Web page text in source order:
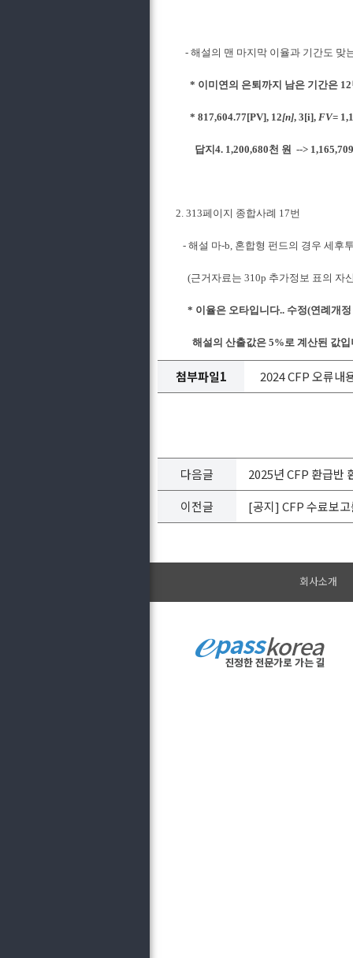
- 해설의 맨 마지막 이율과 기간도 맞
* 이미연의 은퇴까지 남은 기간은
* 817,604.77[PV], 12[n], 3[i], FV=
답지4. 1,200,680천 원 -->
2. 313페이지 종합사례 17번
- 해설 마-b, 혼합형 펀드의 경우 세후
(근거자료는 310p 추가정보 표의 자
* 이율은 오타입니다.. 수정(연례개
해설의 산출값은 5%로 계산된 값입
첨부파일1 2024 CFP 오류내
다음글
2025년 CFP 환급반
이전글
[공지] CFP 수료보
회사소개